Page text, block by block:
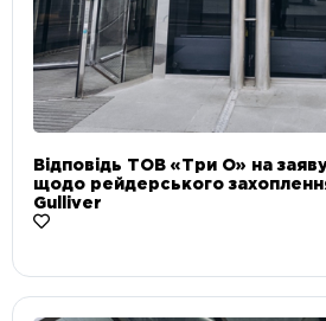
Відповідь ТОВ «Три О» на
щодо рейдерського
Gulliver